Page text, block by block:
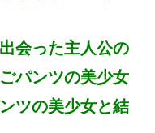
会った主人公の
パンツの美少女
ツの美少女と結